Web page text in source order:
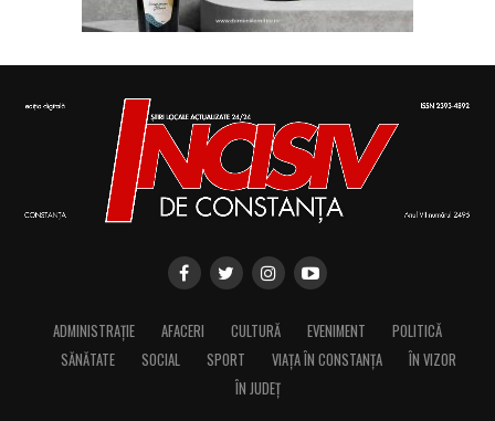
ADMINISTRAȚIE AFACERI CULTURĂ EVENIMENT
POLITICĂ
SĂNĂTATE
SOCIAL SPORT VIAȚA ÎN CONSTANȚA
ÎN VIZOR
ÎN JUDEȚ